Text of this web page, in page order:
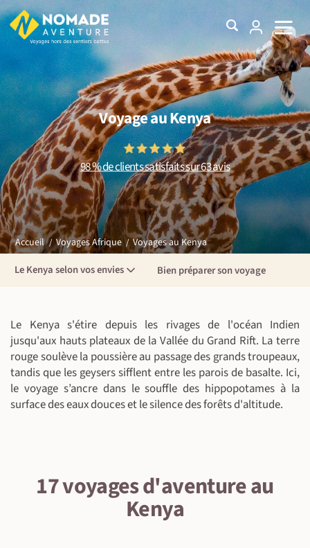
Voyage au Kenya
98 % de clients satisfaits sur 63 avis
Accueil Voyages Afrique Voyages au Kenya
Le Kenya selon vos envies Bien préparer son voyage
Le Kenya s'étire depuis les rivages de l'océan Indien
jusqu'aux hauts plateaux de la Vallée du Grand Rift. La terre
rouge soulève la poussière au passage des grands troupeaux,
tandis que les geysers sifflent entre les parois de basalte. Ici,
le voyage s’ancre dans le souffle des hippopotames à la
surface des eaux douces et le silence des forêts d'altitude.
17 voyages d'aventure au
Kenya